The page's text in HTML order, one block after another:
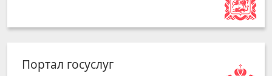
Портал госуслуг